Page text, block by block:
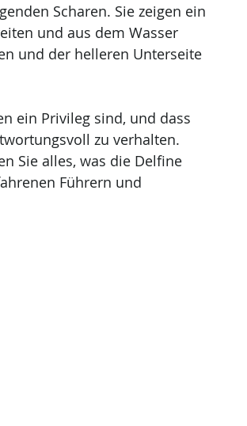
Scharen. Sie zeigen ein
und aus dem Wasser
und der helleren Unterseite
ein Privileg sind, und dass
zu verhalten.
Sie alles, was die Delfine
Führern und